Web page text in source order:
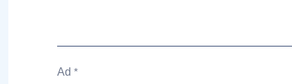
Ad *